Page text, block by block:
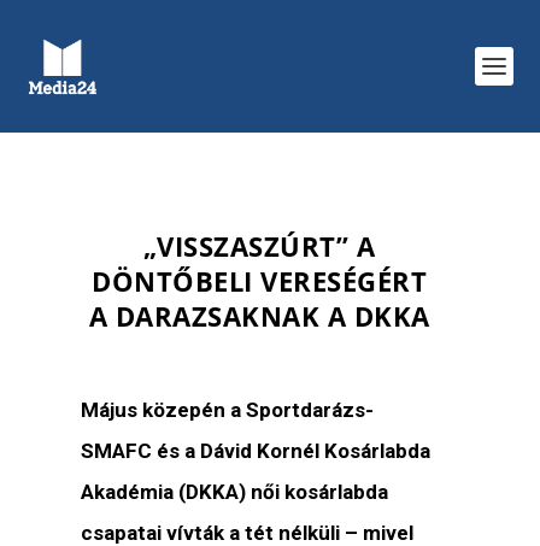
„VISSZASZÚRT” A
DÖNTŐBELI VERESÉGÉRT
A DARAZSAKNAK A DKKA
Május közepén a Sportdarázs-
SMAFC és a Dávid Kornél Kosárlabda
Akadémia (DKKA) női kosárlabda
csapatai vívták a tét nélküli – mivel